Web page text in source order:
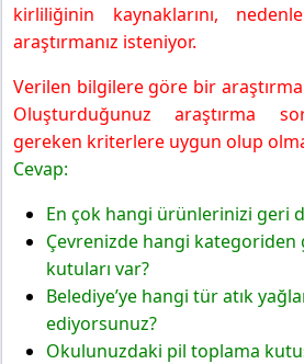
kirliliğinin kaynaklarını,
araştırmanız isteniyor.
Verilen bilgilere göre bir
Oluşturduğunuz araştırma
gereken kriterlere uygun olup
Cevap:
En çok hangi ürünlerinizi geri
Çevrenizde hangi
kutuları var?
Belediye’ye hangi tür atık
ediyorsunuz?
Okulunuzdaki pil toplama